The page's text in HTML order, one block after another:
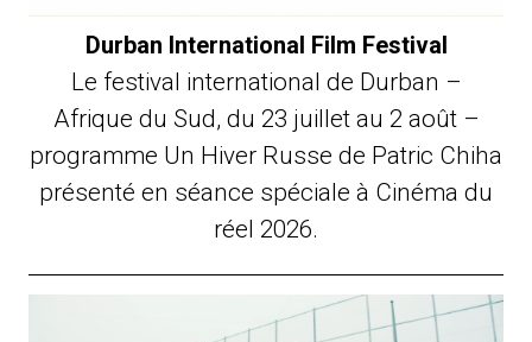
Durban International Film Festival
Le festival international de Durban –
Afrique du Sud, du 23 juillet au 2 août –
programme Un Hiver Russe de Patric Chiha
présenté en séance spéciale à Cinéma du
réel 2026.